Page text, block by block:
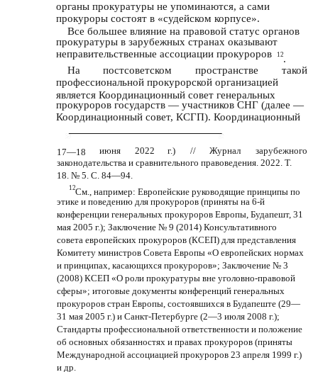
органы прокуратуры не упоминаются, а сами
прокуроры состоят в «судейском корпусе».
Все большее влияние на правовой статус органов
прокуратуры в зарубежных странах оказывают
неправительственные ассоциации прокуроров
12.
На
постсоветском пространстве
такой
профессиональной прокурорской организацией
является Координационный совет генеральных
прокуроров государств — участников СНГ (далее —
Координационный совет, КСГП). Координационный
17—18 июня 2022 г.) // Журнал
зарубежного
законодательства и сравнительного правоведения. 2022. Т.
18. № 5. С. 84—94.
12См., например: Европейские руководящие принципы по
этике и поведению для прокуроров (приняты на 6-й
конференции генеральных прокуроров Европы, Будапешт, 31
мая 2005 г.); Заключение № 9 (2014) Консультативного
совета европейских прокуроров (КСЕП) для представления
Комитету министров Совета Европы «О европейских нормах
и принципах, касающихся прокуроров»; Заключение № 3
(2008) КСЕП «О роли прокуратуры вне уголовно-правовой
сферы»; итоговые документы конференций генеральных
прокуроров стран Европы, состоявшихся в Будапеште (29—
31 мая 2005 г.) и Санкт-Петербурге (2—3 июля 2008 г.);
Стандарты профессиональной ответственности и положение
об основных обязанностях и правах прокуроров (приняты
Международной ассоциацией прокуроров 23 апреля 1999 г.)
и др.